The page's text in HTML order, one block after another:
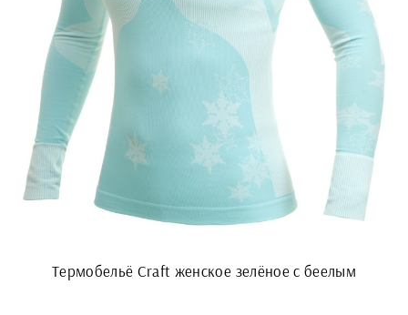
Термобельё Craft женское зелёное с беелым